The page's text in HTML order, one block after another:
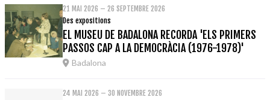
21 MAI 2026 – 26 SEPTEMBRE 2026
Des expositions
EL MUSEU DE BADALONA RECORDA 'ELS PRIMERS
PASSOS CAP A LA DEMOCRÀCIA (1976-1978)'
Badalona
24 MAI 2026 – 30 NOVEMBRE 2026